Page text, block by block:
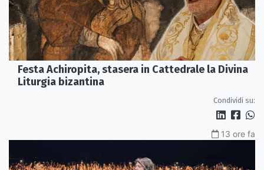
Festa Achiropita, stasera in Cattedrale la Divina
Liturgia bizantina
Condividi su:
13 ore fa